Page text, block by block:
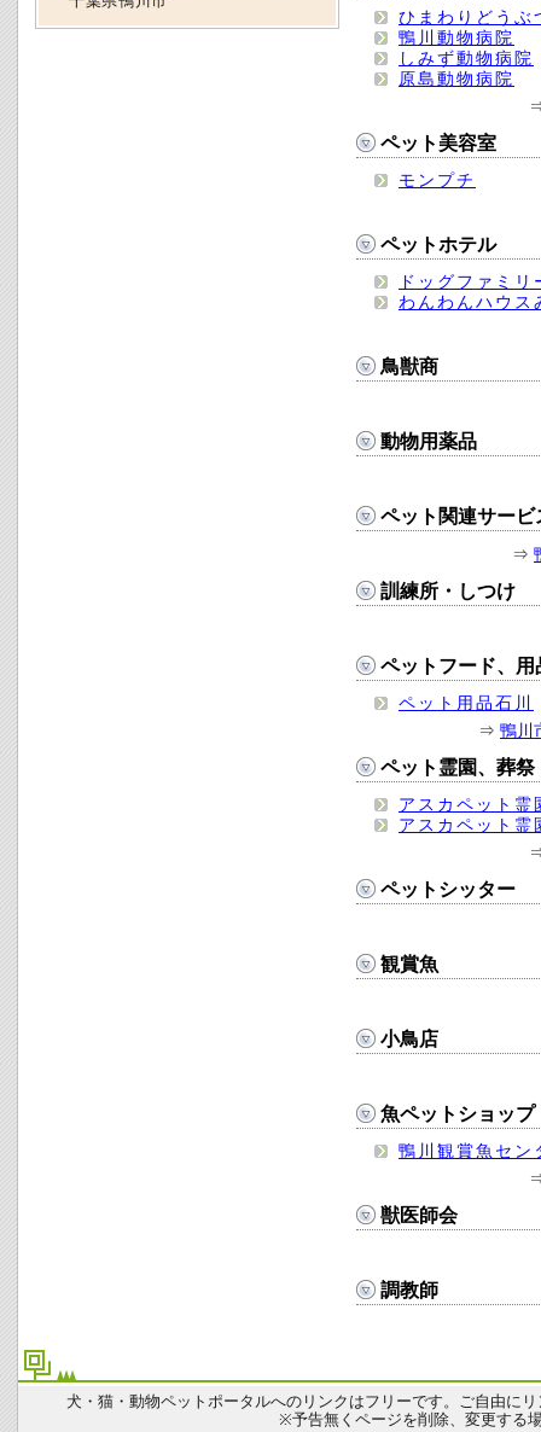
ひまわりどうぶ
鴨川動物病院
しみず動物病院
原島動物病院
ペット美容室
モンプチ
ペットホテル
ドッグファミ
わんわんハウス
鳥獣商
動物用薬品
ペット関連サービ
⇒
訓練所・しつけ
ペットフード、用
ペット用品石川
⇒ 鴨川
ペット霊園、葬祭
アスカペット霊
アスカペット霊
ペットシッター
観賞魚
小鳥店
魚ペットショップ
鴨川観賞魚セン
獣医師会
調教師
犬・猫・動物ペットポータルへのリンクはフリーです。ご自由に
※予告無くページを削除、変更する